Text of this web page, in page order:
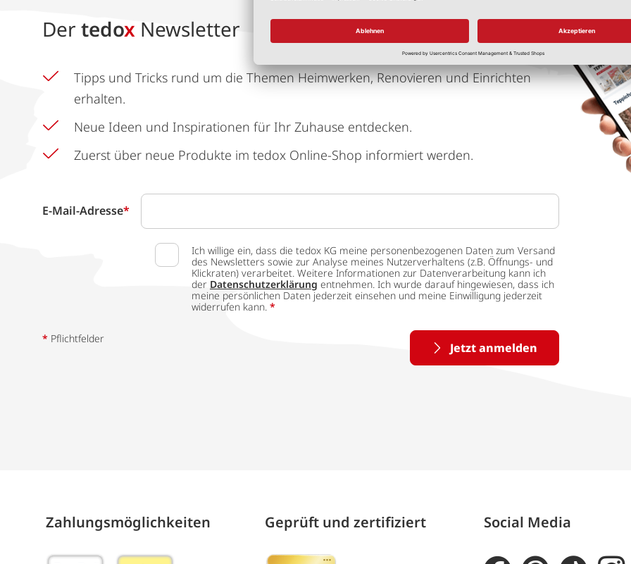
Der tedox Newsletter
Tipps und Tricks rund um die Themen Heimwerken, Renovieren und Einrichten
erhalten.
Neue Ideen und Inspirationen für Ihr Zuhause entdecken.
Zuerst über neue Produkte im tedox Online-Shop informiert werden.
E-Mail-Adresse*
Ich willige ein, dass die tedox KG meine personenbezogenen Daten zum Versand
des Newsletters sowie zur Analyse meines Nutzerverhaltens (z.B. Öffnungs- und
Klickraten) verarbeitet. Weitere Informationen zur Datenverarbeitung kann ich
der Datenschutzerklärung entnehmen. Ich wurde darauf hingewiesen, dass ich
meine persönlichen Daten jederzeit einsehen und meine Einwilligung jederzeit
widerrufen kann. *
Jetzt anmelden
* Pflichtfelder
Zahlungs­möglich­keiten Geprüft und zertifiziert Social Media